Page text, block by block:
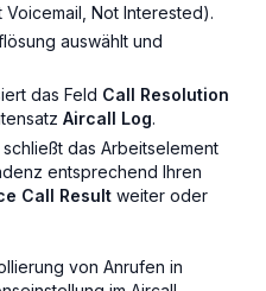
Voicemail Not Interested).
auswählt und
das Feld Call Resolution
Aircall Log.
das Arbeitselement
entsprechend Ihren
Call Result weiter oder
von Anrufen in